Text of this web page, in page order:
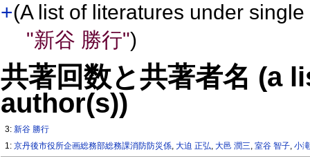
+(A list of literatures under
"新谷 勝行")
共著回数と共著者名 (a
author(s))
3:新谷 勝行
1:京丹後市役所企画総務部総務課消防防災係,大迫 正弘,大邑 潤三,室谷 智子,小